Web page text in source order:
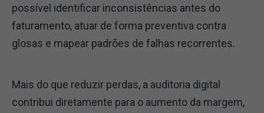
possível identificar inconsistências antes do
faturamento, atuar de forma preventiva contra
glosas e mapear padrões de falhas recorrentes.
Mais do que reduzir perdas, a auditoria digital
contribui diretamente para o aumento da margem,